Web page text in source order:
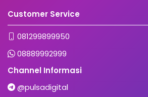
Customer Service
081299899950
08889992999
Channel Informasi
@pulsadigital